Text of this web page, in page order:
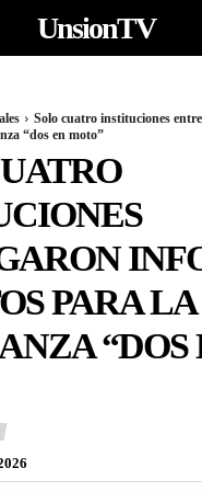
UnsionTV
Solo cuatro instituciones
“dos en moto”
PARA LA
“DOS